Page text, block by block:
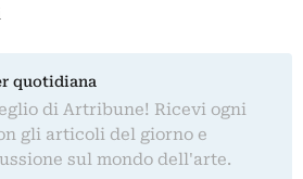
quotidiana
di Artribune! Ricevi ogni
gli articoli del giorno e
sul mondo dell'arte.